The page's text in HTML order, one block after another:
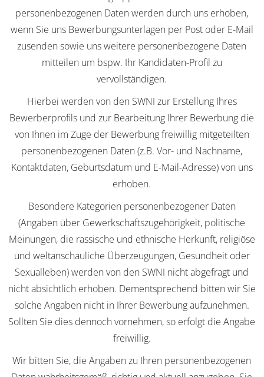
personenbezogenen Daten werden durch uns erhoben,
wenn Sie uns Bewerbungsunterlagen per Post oder E-Mail
zusenden sowie uns weitere personenbezogene Daten
mitteilen um bspw. Ihr Kandidaten-Profil zu
vervollständigen.
Hierbei werden von den SWNI zur Erstellung Ihres
Bewerberprofils und zur Bearbeitung Ihrer Bewerbung die
von Ihnen im Zuge der Bewerbung freiwillig mitgeteilten
personenbezogenen Daten (z.B. Vor- und Nachname,
Kontaktdaten, Geburtsdatum und E-Mail-Adresse) von uns
erhoben.
Besondere Kategorien personenbezogener Daten
(Angaben über Gewerkschaftszugehörigkeit, politische
Meinungen, die rassische und ethnische Herkunft, religiöse
und weltanschauliche Überzeugungen, Gesundheit oder
Sexualleben) werden von den SWNI nicht abgefragt und
nicht absichtlich erhoben. Dementsprechend bitten wir Sie
solche Angaben nicht in Ihrer Bewerbung aufzunehmen.
Sollten Sie dies dennoch vornehmen, so erfolgt die Angabe
freiwillig.
Wir bitten Sie, die Angaben zu Ihren personenbezogenen